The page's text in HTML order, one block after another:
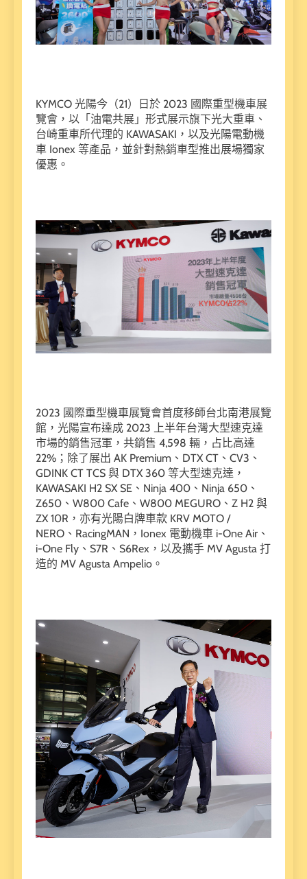
KYMCO 光陽今（21）日於 2023 國際重型機車展
覽會，以「油電共展」形式展示旗下光大重車、
台崎重車所代理的 KAWASAKI，以及光陽電動機
車 Ionex 等產品，並針對熱銷車型推出展場獨家
優惠。
2023 國際重型機車展覽會首度移師台北南港展覽
館，光陽宣布達成 2023 上半年台灣大型速克達
市場的銷售冠軍，共銷售 4,598 輛，占比高達
22%；除了展出 AK Premium、DTX CT、CV3、
GDINK CT TCS 與 DTX 360 等大型速克達，
KAWASAKI H2 SX SE、Ninja 400、Ninja 650、
Z650、W800 Cafe、W800 MEGURO、Z H2 與
ZX 10R，亦有光陽白牌車款 KRV MOTO /
NERO、RacingMAN，Ionex 電動機車 i-One Air、
i-One Fly、S7R、S6Rex，以及攜手 MV Agusta 打
造的 MV Agusta Ampelio。